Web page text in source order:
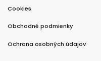
Cookies
Obchodné podmienky
Ochrana osobných údajov